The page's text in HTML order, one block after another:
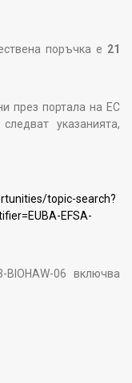
поръчка е 21
през портала на ЕС
указанията,
topic-search?
EFSA-
BIOHAW-06 включва